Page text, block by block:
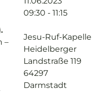
.
–
09:30 - 11:15
Jesu-Ruf-Kapelle
Heidelberger
Landstraße 119
64297
Darmstadt